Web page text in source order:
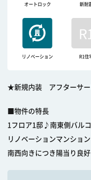
オートロック 新耐
リノベーション R1住
★新規内装 アフターサ
■物件の特長
1フロア1邸♪南東側バル
リノベーションマンション
南西向きにつき陽当り良好